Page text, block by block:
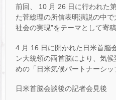
前回、 10 月 26 日に行われた
た菅総理の所信表明演説の中
社会の実現”をテーマとして寄
4 月 16 日に開かれた日米首脳
ン大統領の両首脳により、気
めの「日米気候パートナーシッ
日米首脳会談後の記者会見後